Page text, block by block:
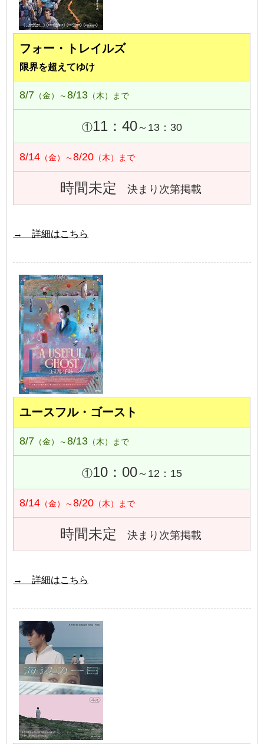
フォー・トレイルズ
限界を超えてゆけ
8/7 （金）～8/13 （木）まで
①11：40～13：30
8/14 （金）～8/20 （木）まで
時間未定 決まり次第掲載
→ 詳細はこちら
ユースフル・ゴースト
8/7 （金）～8/13 （木）まで
①10：00～12：15
8/14 （金）～8/20 （木）まで
時間未定 決まり次第掲載
→ 詳細はこちら